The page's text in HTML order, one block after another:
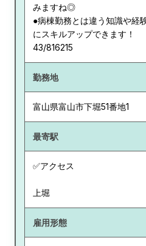
みますね◎
●病棟勤務とは違う知識や経
にスキルアップできます！
43/816215
勤務地
富山県富山市下堀51番地1
最寄駅
✅アクセス
上堀
雇用形態